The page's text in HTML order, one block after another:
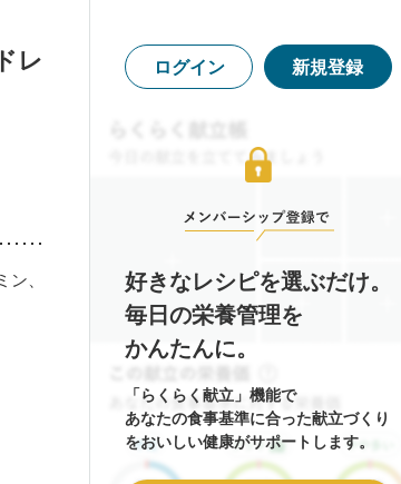
レ
、
ログイン 新規登録
好きなレシピを選ぶだけ。
毎日の栄養管理を
かんたんに。
「らくらく献立」機能で
あなたの食事基準に合った献立づくり
をおいしい健康がサポートします。